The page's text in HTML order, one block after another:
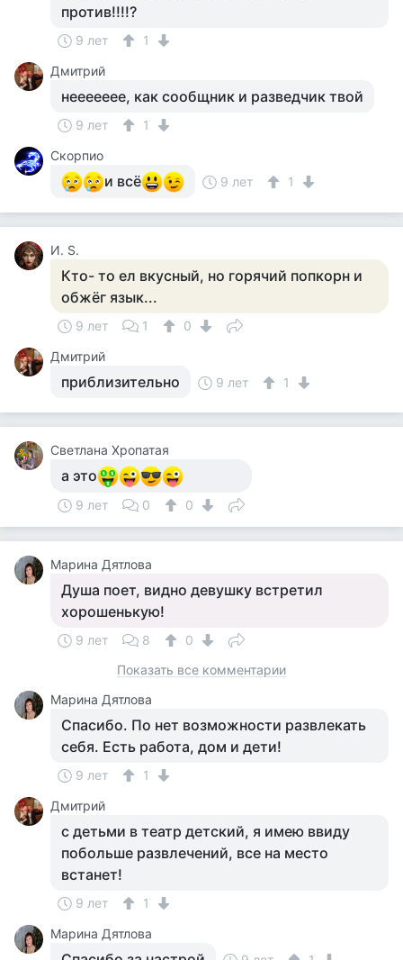
против!!!!?
9 лет
1
Дмитрий
неееееее, как сообщник и разведчик твой
9 лет
1
Скорпио
и всё 9 лет 1
И. S.
Кто- то ел вкусный, но горячий попкорн и
обжёг язык...
9 лет 1
0
Дмитрий
приблизительно 9 лет 1
Светлана Хропатая
а это
9 лет 0 0
Марина Дятлова
Душа поет, видно девушку встретил
хорошенькую!
9 лет 8
0
Показать все комментарии
Марина Дятлова
Спасибо. По нет возможности развлекать
себя. Есть работа, дом и дети!
9 лет
1
Дмитрий
с детьми в театр детский, я имею ввиду
побольше развлечений, все на место
встанет!
9 лет
1
Марина Дятлова